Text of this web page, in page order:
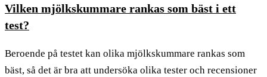
Vilken mjölkskummare rankas som bäst i ett
test?
Beroende på testet kan olika mjölkskummare rankas som
bäst, så det är bra att undersöka olika tester och recensioner